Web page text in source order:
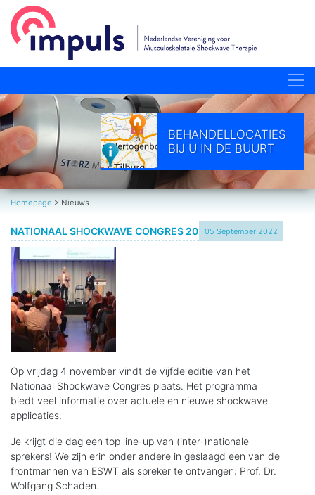
BEHANDELLOCATIES
BIJ U IN DE BUURT
Homepage > Nieuws
NATIONAAL SHOCKWAVE CONGRES 202205 September 2022
Op vrijdag 4 november vindt de vijfde editie van het
Nationaal Shockwave Congres plaats. Het programma
biedt veel informatie over actuele en nieuwe shockwave
applicaties.
Je krijgt die dag een top line-up van (inter-)nationale
sprekers! We zijn erin onder andere in geslaagd een van de
frontmannen van ESWT als spreker te ontvangen: Prof. Dr.
Wolfgang Schaden.